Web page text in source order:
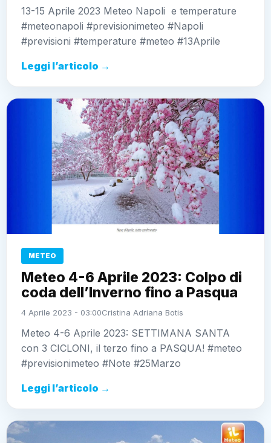
13-15 Aprile 2023 Meteo Napoli e temperature
#meteonapoli #previsionimeteo #Napoli
#previsioni #temperature #meteo #13Aprile
Leggi l’articolo →
METEO
Meteo 4-6 Aprile 2023: Colpo di
coda dell’Inverno fino a Pasqua
4 Aprile 2023 - 03:00Cristina Adriana Botis
Meteo 4-6 Aprile 2023: SETTIMANA SANTA
con 3 CICLONI, il terzo fino a PASQUA! #meteo
#previsionimeteo #Note #25Marzo
Leggi l’articolo →